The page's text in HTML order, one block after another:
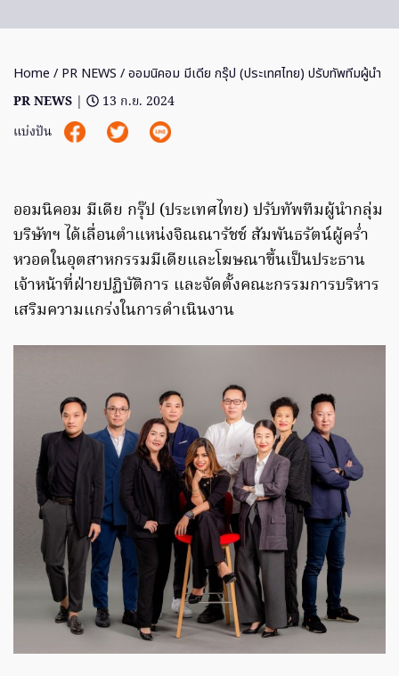
Home / PR NEWS / ออมนิคอม มีเดีย กรุ๊ป (ประเทศไทย) ปรับทัพทีมผู้นำ
PR NEWS |
13 ก.ย. 2024
แบ่งปัน
ออมนิคอม มีเดีย กรุ๊ป (ประเทศไทย) ปรับทัพทีมผู้นำกลุ่ม
บริษัทฯ ได้เลื่อนตำแหน่งจิณณารัชช์ สัมพันธรัตน์ผู้คร่ำ
หวอดในอุตสาหกรรมมีเดียและโฆษณาขึ้นเป็นประธาน
เจ้าหน้าที่ฝ่ายปฏิบัติการ และจัดตั้งคณะกรรมการบริหาร
เสริมความแกร่งในการดำเนินงาน